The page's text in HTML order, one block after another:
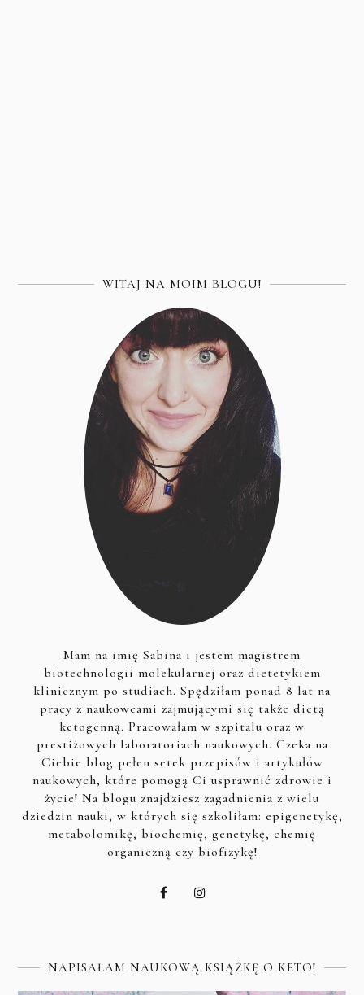
WITAJ NA MOIM BLOGU!
Mam na imię Sabina i jestem magistrem
biotechnologii molekularnej oraz dietetykiem
klinicznym po studiach. Spędziłam ponad 8 lat na
pracy z naukowcami zajmującymi się także dietą
ketogenną. Pracowałam w szpitalu oraz w
prestiżowych laboratoriach naukowych. Czeka na
Ciebie blog pełen setek przepisów i artykułów
naukowych, które pomogą Ci usprawnić zdrowie i
życie! Na blogu znajdziesz zagadnienia z wielu
dziedzin nauki, w których się szkoliłam: epigenetykę,
metabolomikę, biochemię, genetykę, chemię
organiczną czy biofizykę!
NAPISAŁAM NAUKOWĄ KSIĄŻKĘ O KETO!